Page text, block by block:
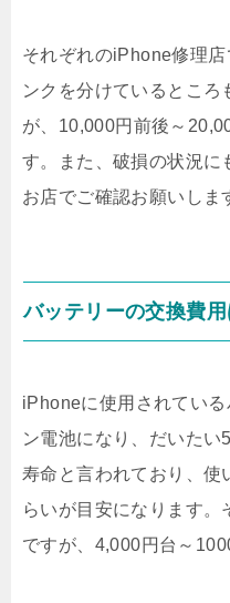
それぞれのiPhone修理
ンクを分けているところ
が、10,000円前後～
す。また、破損の状況に
お店でご確認お願いしま
バッテリーの交換費
iPhoneに使用されてい
ン電池になり、だいたい
寿命と言われており、使
らいが目安になります。
ですが、4,000円台～